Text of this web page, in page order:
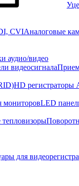
CVIАналоговые
аудио/видео
видеосигнала
HD
мониторовLED
для